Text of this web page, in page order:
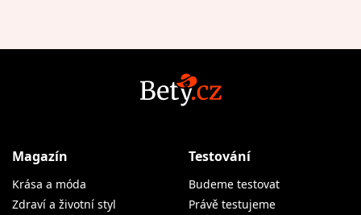
Magazín
Krása a móda
Zdraví a životní styl
Testování
Budeme testovat
Právě testujeme